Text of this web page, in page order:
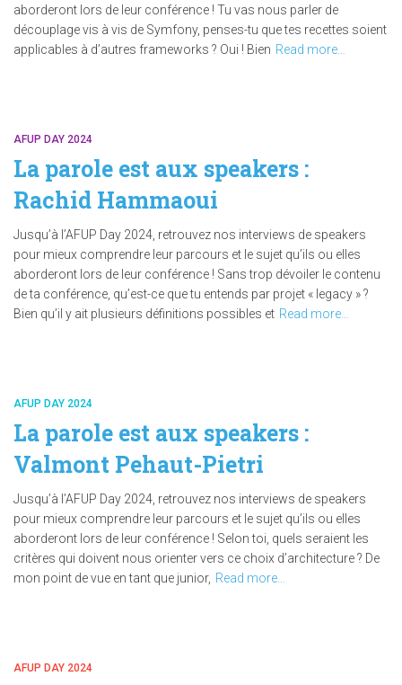
aborderont lors de leur conférence ! Tu vas nous parler de
découplage vis à vis de Symfony, penses-tu que tes recettes soient
applicables à d’autres frameworks ? Oui ! Bien Read more…
AFUP DAY 2024
La parole est aux speakers :
Rachid Hammaoui
Jusqu’à l’AFUP Day 2024, retrouvez nos interviews de speakers
pour mieux comprendre leur parcours et le sujet qu’ils ou elles
aborderont lors de leur conférence ! Sans trop dévoiler le contenu
de ta conférence, qu’est-ce que tu entends par projet « legacy » ?
Bien qu’il y ait plusieurs définitions possibles et Read more…
AFUP DAY 2024
La parole est aux speakers :
Valmont Pehaut-Pietri
Jusqu’à l’AFUP Day 2024, retrouvez nos interviews de speakers
pour mieux comprendre leur parcours et le sujet qu’ils ou elles
aborderont lors de leur conférence ! Selon toi, quels seraient les
critères qui doivent nous orienter vers ce choix d’architecture ? De
mon point de vue en tant que junior, Read more…
AFUP DAY 2024